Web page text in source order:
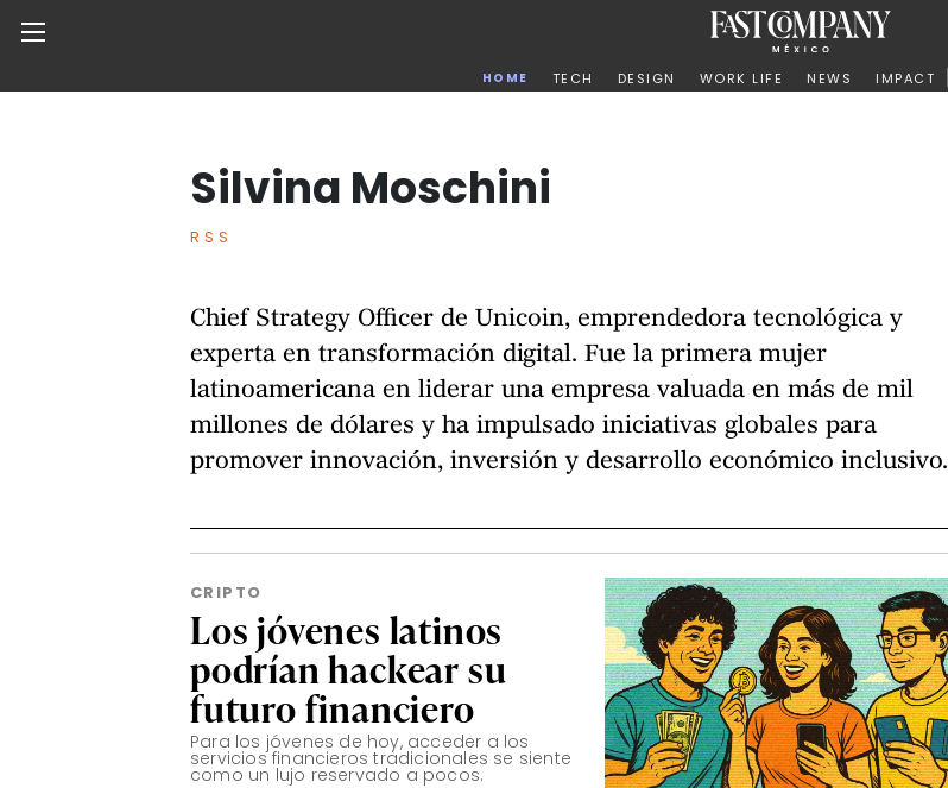
Noticias de negocios, innovación, tecnología y diseño
HOME TECH DESIGN WORK LIFE NEWS IMPACT
Silvina Moschini
RSS
Chief Strategy Officer de Unicoin, emprendedora tecnológica y
experta en transformación digital. Fue la primera mujer
latinoamericana en liderar una empresa valuada en más de mil
millones de dólares y ha impulsado iniciativas globales para
promover innovación, inversión y desarrollo económico inclusivo.
CRIPTO
Los jóvenes latinos
podrían hackear su
futuro financiero
Para los jóvenes de hoy, acceder a los
servicios financieros tradicionales se siente
como un lujo reservado a pocos.